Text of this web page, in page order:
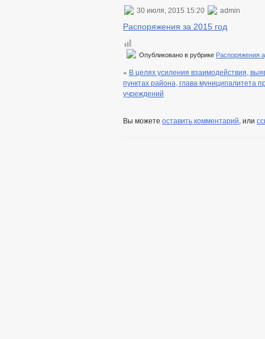
30 июля, 2015 15:20 admin
Распоряжения за 2015 год
Опубликовано в рубрике Распоряжения
« В целях усиления взаимодействия,
пунктах района, глава муниципалитета
учреждений
Вы можете оставить комментарий, или